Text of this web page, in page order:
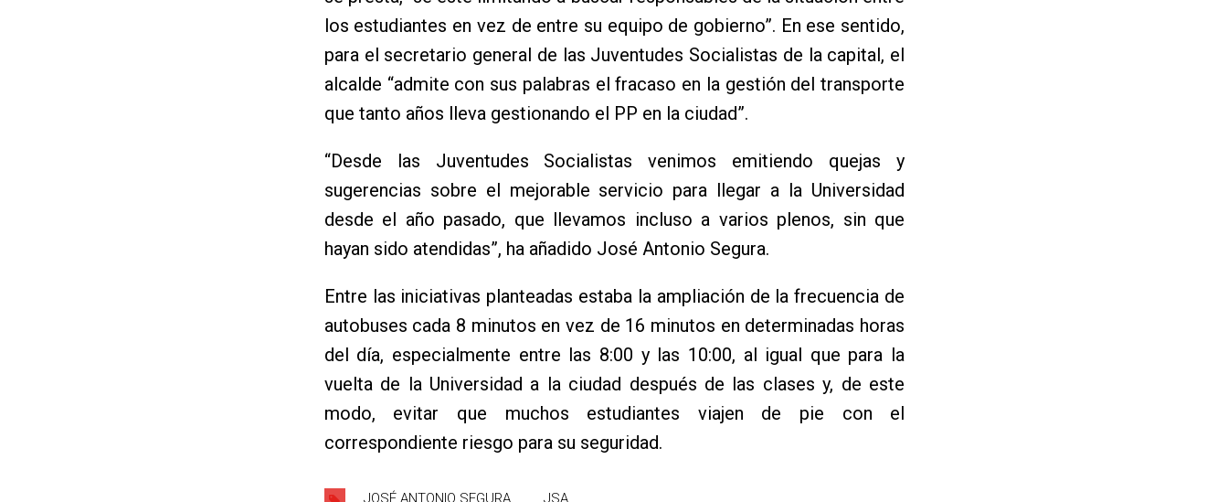
los estudiantes en vez de entre su equipo de gobierno”. En ese sentido,
para el secretario general de las Juventudes Socialistas de la capital, el
alcalde “admite con sus palabras el fracaso en la gestión del transporte
que tanto años lleva gestionando el PP en la ciudad”.
“Desde las Juventudes Socialistas venimos emitiendo quejas y
sugerencias sobre el mejorable servicio para llegar a la Universidad
desde el año pasado, que llevamos incluso a varios plenos, sin que
hayan sido atendidas”, ha añadido José Antonio Segura.
Entre las iniciativas planteadas estaba la ampliación de la frecuencia de
autobuses cada 8 minutos en vez de 16 minutos en determinadas horas
del día, especialmente entre las 8:00 y las 10:00, al igual que para la
vuelta de la Universidad a la ciudad después de las clases y, de este
modo, evitar que muchos estudiantes viajen de pie con el
correspondiente riesgo para su seguridad.
JOSÉ ANTONIO SEGURA JSA